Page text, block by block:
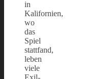
in
Kalifornien,
wo
das
Spiel
stattfand,
leben
viele
Exil-